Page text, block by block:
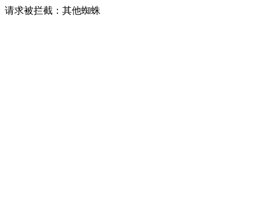
请求被拦截：其他蜘蛛